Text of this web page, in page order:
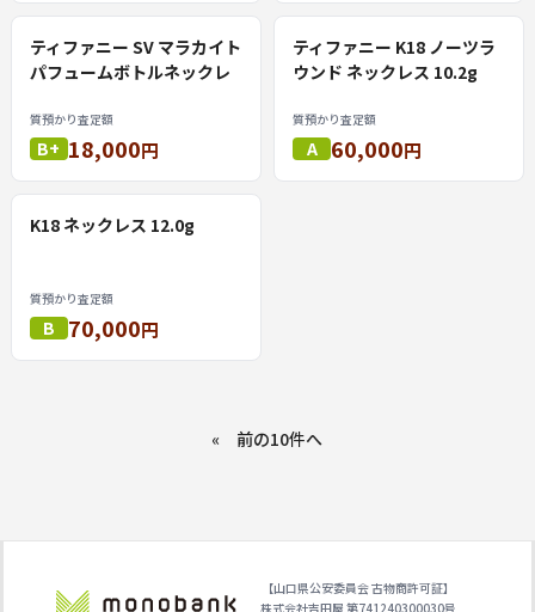
ティファニー SV マラカイト
パフュームボトルネックレ
質預かり査定額
B+ 18,000円
ティファニー K18 ノーツラ
ウンド ネックレス 10.2g
質預かり査定額
A 60,000円
K18 ネックレス 12.0g
質預かり査定額
B 70,000円
«
【山口県公安委員会 古物商許可証】
株式会社吉田屋 第741240300030号